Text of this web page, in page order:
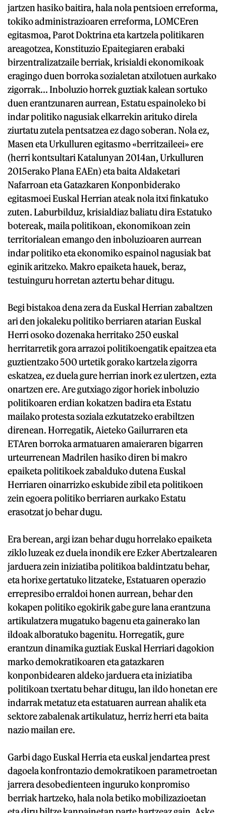
jartzen hasiko baitira, hala nola pentsioen erreforma,
tokiko administrazioaren erreforma, LOMCEren
egitasmoa, Parot Doktrina eta kartzela politikaren
areagotzea, Konstituzio Epaitegiaren erabaki
birzentralizatzaile berriak, krisialdi ekonomikoak
eragingo duen borroka sozialetan atxilotuen aurkako
zigorrak... Inboluzio horrek guztiak kalean sortuko
duen erantzunaren aurrean, Estatu espainoleko bi
indar politiko nagusiak elkarrekin arituko direla
ziurtatu zutela pentsatzea ez dago soberan. Nola ez,
Masen eta Urkulluren egitasmo «berritzaileei» ere
(herri kontsultari Katalunyan 2014an, Urkulluren
2015erako Plana EAEn) eta baita Aldaketari
Nafarroan eta Gatazkaren Konponbiderako
egitasmoei Euskal Herrian ateak nola itxi finkatuko
zuten. Laburbilduz, krisialdiaz baliatu dira Estatuko
botereak, maila politikoan, ekonomikoan zein
territorialean emango den inboluzioaren aurrean
indar politiko eta ekonomiko espainol nagusiak bat
eginik aritzeko. Makro epaiketa hauek, beraz,
testuinguru horretan aztertu behar ditugu.
Begi bistakoa dena zera da Euskal Herrian zabaltzen
ari den jokaleku politiko berriaren atarian Euskal
Herri osoko dozenaka herritako 250 euskal
herritarretik gora arrazoi politikoengatik epaitzea eta
guztientzako 500 urtetik gorako kartzela zigorra
eskatzea, ez duela gure herrian inork ez ulertzen, ezta
onartzen ere. Are gutxiago zigor horiek inboluzio
politikoaren erdian kokatzen badira eta Estatu
mailako protesta soziala ezkutatzeko erabiltzen
direnean. Horregatik, Aieteko Gailurraren eta
ETAren borroka armatuaren amaieraren bigarren
urteurrenean Madrilen hasiko diren bi makro
epaiketa politikoek zabalduko dutena Euskal
Herriaren oinarrizko eskubide zibil eta politikoen
zein egoera politiko berriaren aurkako Estatu
erasotzat jo behar dugu.
Era berean, argi izan behar dugu horrelako epaiketa
ziklo luzeak ez duela inondik ere Ezker Abertzalearen
jarduera zein iniziatiba politikoa baldintzatu behar,
eta horixe gertatuko litzateke, Estatuaren operazio
errepresibo erraldoi honen aurrean, behar den
kokapen politiko egokirik gabe gure lana erantzuna
artikulatzera mugatuko bagenu eta gainerako lan
ildoak alboratuko bagenitu. Horregatik, gure
erantzun dinamika guztiak Euskal Herriari dagokion
marko demokratikoaren eta gatazkaren
konponbidearen aldeko jarduera eta iniziatiba
politikoan txertatu behar ditugu, lan ildo honetan ere
indarrak metatuz eta estatuaren aurrean ahalik eta
sektore zabalenak artikulatuz, herriz herri eta baita
nazio mailan ere.
Garbi dago Euskal Herria eta euskal jendartea prest
dagoela konfrontazio demokratikoen parametroetan
jarrera desobedienteen inguruko konpromiso
berriak hartzeko, hala nola betiko mobilizazioetan